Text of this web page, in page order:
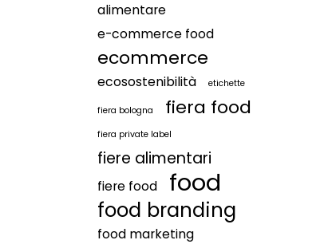
alimentare
e-commerce food
ecommerce
ecosostenibilità etichette
fiera bologna fiera food
fiera private label
fiere alimentari
fiere food food
food branding
food marketing